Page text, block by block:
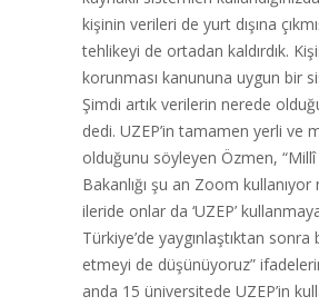
kişinin verileri de yurt dışına
tehlikeyi de ortadan kaldırdık.
korunması kanununa uygun bir
Şimdi artık verilerin nerede
dedi. UZEP’in tamamen yerli ve
olduğunu söyleyen Özmen,
Bakanlığı şu an Zoom
ileride onlar da ‘UZEP’
Türkiye’de yaygınlaştıktan
etmeyi de düşünüyoruz”
anda 15 üniversitede UZEP’in